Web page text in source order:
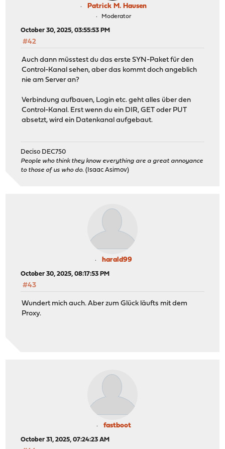
Patrick M. Hausen
Moderator
October 30, 2025, 03:55:53 PM
#42
Auch dann müsstest du das erste SYN-Paket für den
Control-Kanal sehen, aber das kommt doch angeblich
nie am Server an?
Verbindung aufbauen, Login etc. geht alles über den
Control-Kanal. Erst wenn du ein DIR, GET oder PUT
absetzt, wird ein Datenkanal aufgebaut.
Deciso DEC750
People who think they know everything are a great annoyance
to those of us who do. (Isaac Asimov)
harald99
October 30, 2025, 08:17:53 PM
#43
Wundert mich auch. Aber zum Glück läufts mit dem
Proxy.
fastboot
October 31, 2025, 07:24:23 AM